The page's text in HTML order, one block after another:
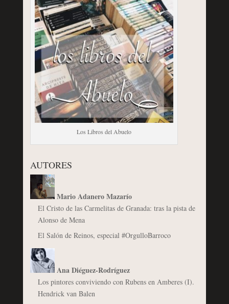
Los Libros del Abuelo
AUTORES
Mario Adanero Mazarío
El Cristo de las Carmelitas de Granada: tras la pista de
Alonso de Mena
El Salón de Reinos, especial #OrgulloBarroco
Ana Diéguez-Rodríguez
Los pintores conviviendo con Rubens en Amberes (I).
Hendrick van Balen